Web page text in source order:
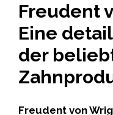
Freudent
Eine
der
Freudent von